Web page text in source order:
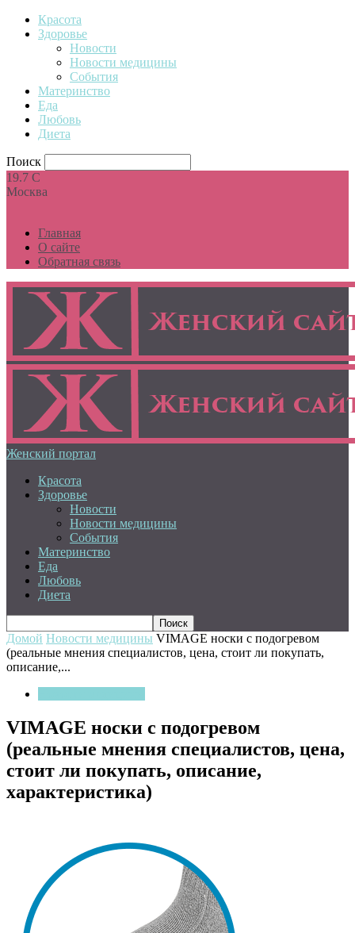
Красота
Здоровье
Новости
Новости медицины
События
Материнство
Еда
Любовь
Диета
Поиск
19.7 C
Москва
Главная
О сайте
Обратная связь
Женский портал
Красота
Здоровье
Новости
Новости медицины
События
Материнство
Еда
Любовь
Диета
Домой Новости медицины VIMAGE носки с подогревом
(реальные мнения специалистов, цена, стоит ли покупать,
описание,...
VIMAGE носки с подогревом
(реальные мнения специалистов, цена,
стоит ли покупать, описание,
характеристика)